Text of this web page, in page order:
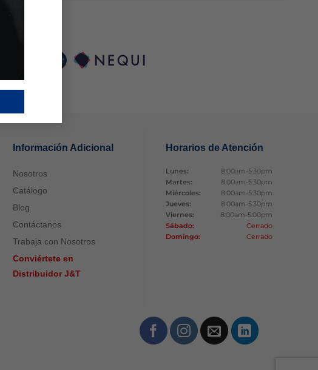
Información Adicional
Nosotros
Catálogo
Blog
Contáctanos
Trabaja con Nosotros
Conviértete en
Distribuidor J&T
Horarios de Atención
Lunes:
8:00am-5:30pm
Martes:
8:00am-5:30pm
Miércoles:
8:00am-5:30pm
Jueves:
8:00am-5:30pm
Viernes:
8:00am-5:00pm
Sábado:
Cerrado
Domingo:
Cerrado